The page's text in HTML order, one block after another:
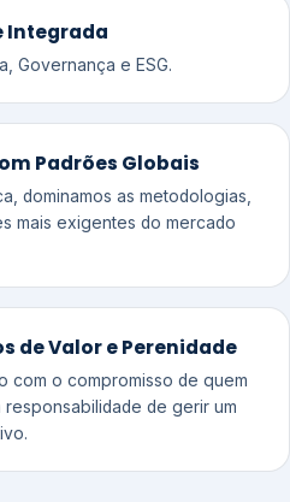
Integrada
Governança e ESG.
Padrões Globais
dominamos as metodologias,
mais exigentes do mercado
de Valor e Perenidade
com o compromisso de quem
de gerir um